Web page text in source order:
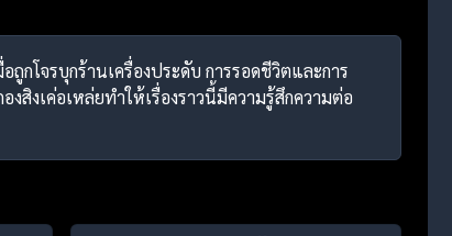
กโจรบุกร้านเครื่องประดับ การรอดชีวิตและการ
สิงเค่อเหล่ยทำให้เรื่องราวนี้มีความรู้สึกความต่อ